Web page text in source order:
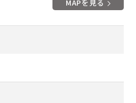
MAPを見る